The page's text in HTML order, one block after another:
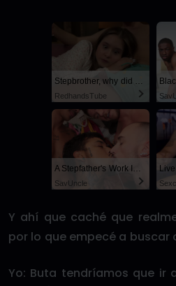
Stepbrother, why did you show me your dick? Now I want to fuck you with my wet pussy
RedhandsTube
A Stepfather's Work Is Never Done
SayUncle
Y ahí que caché que
por lo que empecé a buscar
Yo: Buta tendríamos que ir